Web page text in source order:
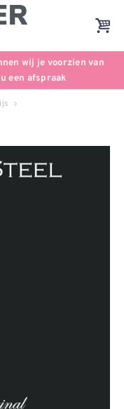
wij je voorzien van
een afspraak